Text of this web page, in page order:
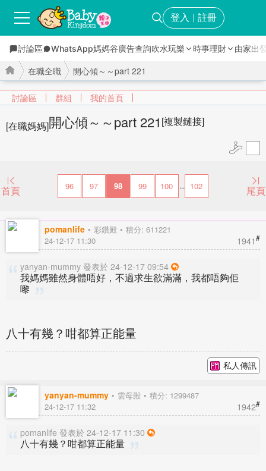
登入 ｜ 註冊
討論區 WhatsApp媽媽谷廣告查詢吹水玩樂 時事理財 由家出
討論區 群組 我的首頁
在職全職 開心傾～～part 221
[在職媽媽]開心傾～～part 221 [複製鏈接]
首頁 96 97 98 99 100 ... 102 尾頁
pomanlife 彩鑽殿 積分: 611221
1941#
24-12-17 11:30
yanyan-mummy 發表於 24-12-17 09:54
我媽媽雖然身體唔好，不過求生欲滿滿，我都唔夠佢
嚟
八十有幾？咁都算正能量
私人傳訊
yanyan-mummy 雲母殿 積分: 1299487
1942#
24-12-17 11:32
pomanlife 發表於 24-12-17 11:30
八十有幾？咁都算正能量